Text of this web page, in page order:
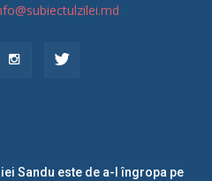
Sandu este de a-l îngropa pe